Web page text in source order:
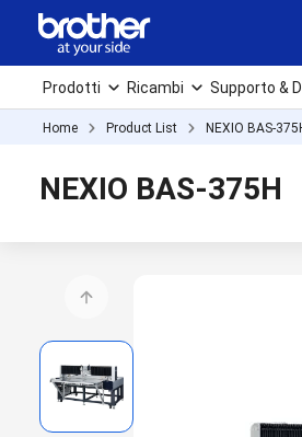
Prodotti Ricambi Supporto &
Home Product List NEXIO BAS-
NEXIO BAS-375H